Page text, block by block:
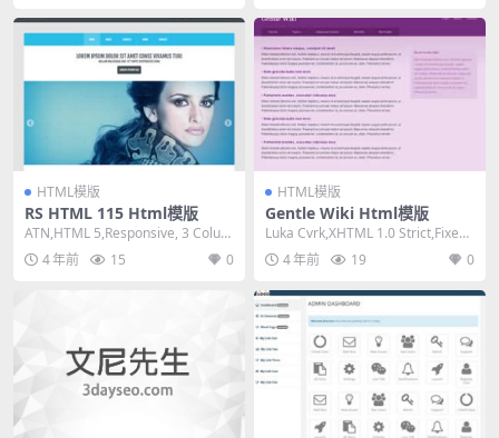
HTML模版
RS HTML 115 Html模版
ATN,HTML 5,Responsive, 3 Colum
ns,Dark on...
4 年前 15 0
HTML模版
Gentle Wiki Html模版
Luka Cvrk,XHTML 1.0 Strict,Fixed
Width, ...
4 年前 19 0